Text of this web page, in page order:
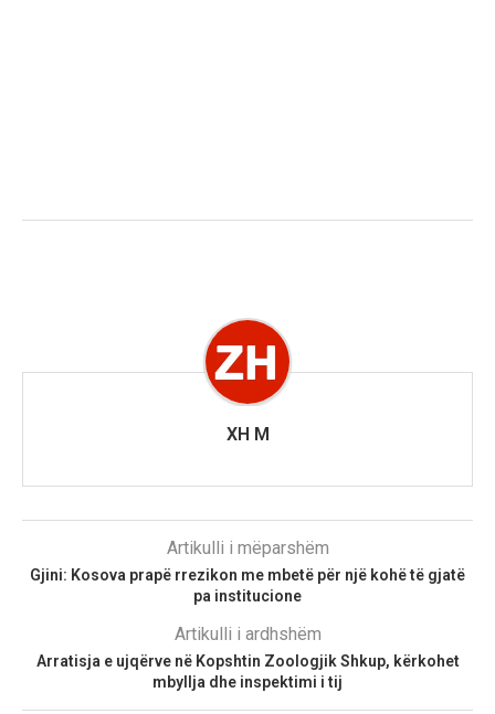
XH M
Artikulli i mëparshëm
Gjini: Kosova prapë rrezikon me mbetë për një kohë të gjatë
pa institucione
Artikulli i ardhshëm
Arratisja e ujqërve në Kopshtin Zoologjik Shkup, kërkohet
mbyllja dhe inspektimi i tij